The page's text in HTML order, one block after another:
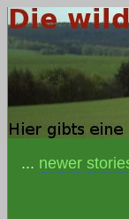
... newer